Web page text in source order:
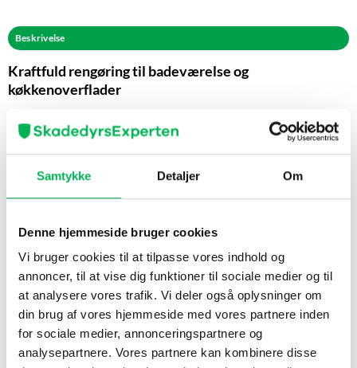
Samtykke Detaljer Om
Denne hjemmeside bruger cookies
Vi bruger cookies til at tilpasse vores indhold og
annoncer, til at vise dig funktioner til sociale medier og til
at analysere vores trafik. Vi deler også oplysninger om
din brug af vores hjemmeside med vores partnere inden
for sociale medier, annonceringspartnere og
analysepartnere. Vores partnere kan kombinere disse
Beskrivelse
Kraftfuld rengøring til badeværelse og
køkkenoverflader
til at fjerne kalkaflejringer, sæberester og snavs fra hårde
overflader. Den er særligt udviklet til badeværelser og andre
områder, hvor vand og sæbe ofte efterlader spor – f.eks. på
syre, som giver god rengøringseffekt uden skarp kemisk lugt. Den
friske duft af grapefrugt efterlader rummet rent og indbydende
efter brug. Sprayflasken gør det nemt at påføre præcist der, hvor
det er nødvendigt, og den tyktflydende formel sikrer et jævnt lag,
der virker effektivt mod aflejringer.
Tips til det bedste resultat